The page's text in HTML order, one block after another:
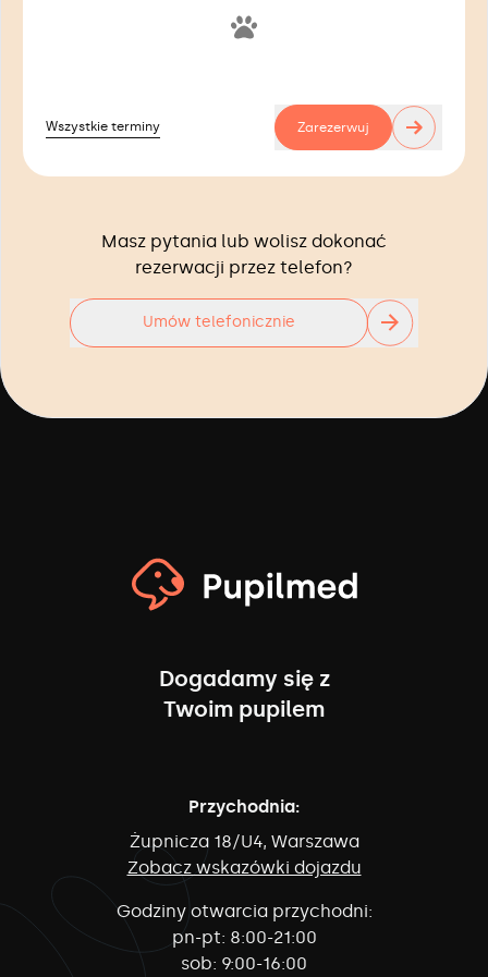
Wszystkie terminy Zarezerwuj →
Masz pytania lub wolisz dokonać
rezerwacji przez telefon?
Umów telefonicznie
Dogadamy się z
Twoim pupilem
Przychodnia:
Żupnicza 18/U4, Warszawa
Zobacz wskazówki dojazdu
Godziny otwarcia przychodni:
pn-pt: 8:00-21:00
sob: 9:00-16:00